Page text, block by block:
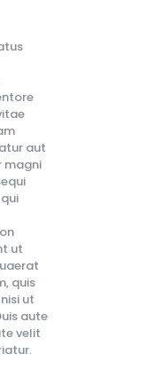
aut
magni
ut
quis
ut
aute
velit